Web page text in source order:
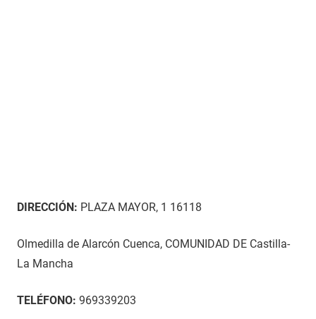
DIRECCIÓN: PLAZA MAYOR, 1 16118
Olmedilla de Alarcón Cuenca, COMUNIDAD DE Castilla-
La Mancha
TELÉFONO: 969339203